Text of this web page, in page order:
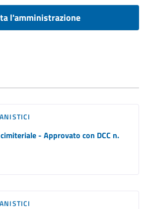
l'amministrazione
- Approvato con DCC n.